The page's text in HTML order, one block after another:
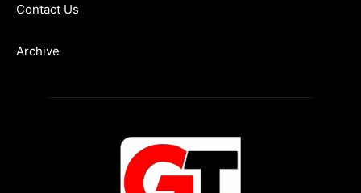
Contact Us
Archive